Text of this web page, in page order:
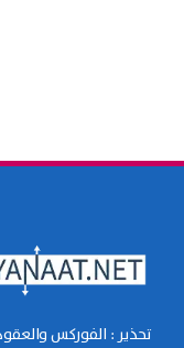
تحذير : الفوركس